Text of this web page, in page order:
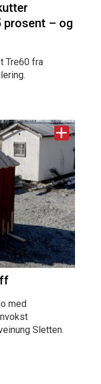
prosent – og
Tre60 fra
med
Sletten.